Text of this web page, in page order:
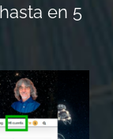
en 5